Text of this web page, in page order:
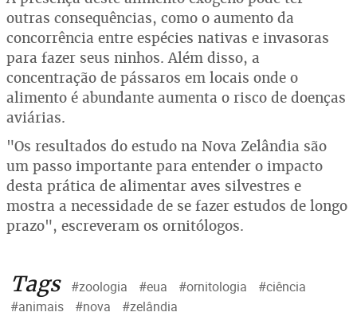
outras consequências, como o aumento da
concorrência entre espécies nativas e invasoras
para fazer seus ninhos. Além disso, a
concentração de pássaros em locais onde o
alimento é abundante aumenta o risco de doenças
aviárias.
"Os resultados do estudo na Nova Zelândia são
um passo importante para entender o impacto
desta prática de alimentar aves silvestres e
mostra a necessidade de se fazer estudos de longo
prazo", escreveram os ornitólogos.
Tags #zoologia #eua #ornitologia
#ciência
#animais
#nova #zelândia